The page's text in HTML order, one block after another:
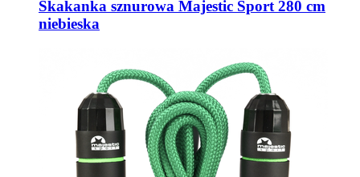
Skakanka sznurowa Majestic Sport 280 cm
niebieska